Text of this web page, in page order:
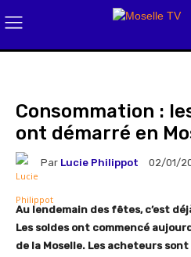
Consommation :
ont démarré en
Par Lucie Philippot 02/01/
Au lendemain des fêtes, c’est
Les soldes ont commencé
de la Moselle. Les acheteurs